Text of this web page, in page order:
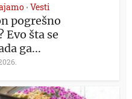
• Vesti
pogrešno
Evo šta se
ga...